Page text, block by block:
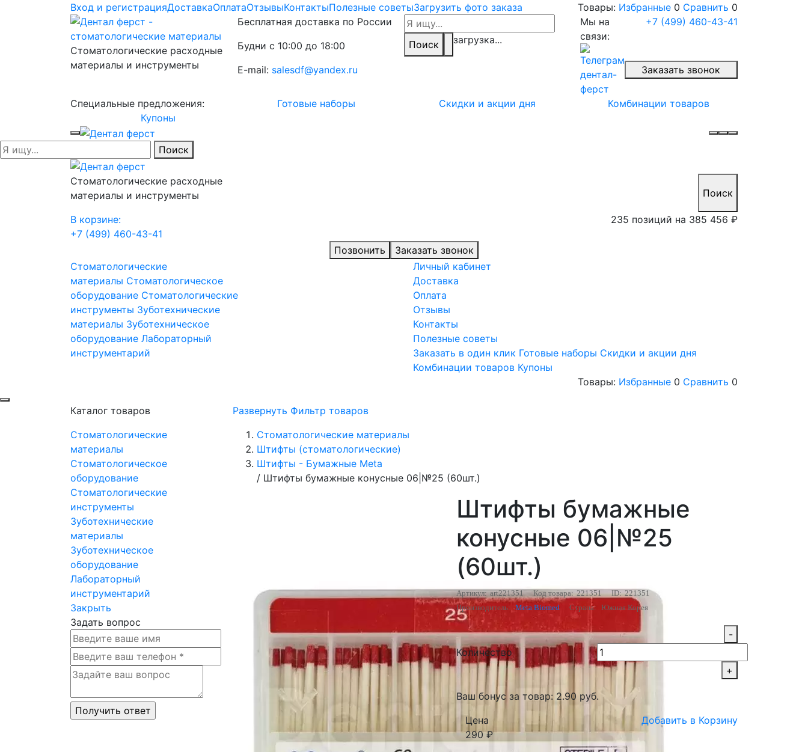
Вход и регистрацияДоставкаОплатаОтзывыКонтактыПолезные советыЗагрузить фото заказа Товары: Избранные 0 Сравнить 0
Стоматологические расходные
материалы и инструменты
Бесплатная доставка по России
Будни с 10:00 до 18:00
E-mail: salesdf@yandex.ru
Поиск загрузка...
Мы на
связи:
+7 (499) 460-43-41
Заказать звонок
Специальные предложения: Готовые наборы Скидки и акции дня
Комбинации товаров
Купоны
Поиск
Стоматологические расходные
материалы и инструменты
Поиск
В корзине: 235 позиций на 385 456 ₽
+7 (499) 460-43-41
Позвонить
Заказать звонок
Стоматологические
материалы Стоматологическое
оборудование Стоматологические
инструменты Зуботехнические
материалы Зуботехническое
оборудование Лабораторный
инструментарий
Личный кабинет
Доставка
Оплата
Отзывы
Контакты
Полезные советы
Заказать в один клик Готовые наборы Скидки и акции дня
Комбинации товаров Купоны
Товары: Избранные 0 Сравнить 0
Каталог товаров
Стоматологические
материалы
Стоматологическое
оборудование
Стоматологические
инструменты
Зуботехнические
материалы
Зуботехническое
оборудование
Лабораторный
инструментарий
Закрыть
Задать вопрос
Развернуть Фильтр товаров
Стоматологические материалы
Штифты (стоматологические)
Штифты - Бумажные Meta
/ Штифты бумажные конусные 06|№25 (60шт.)
Штифты бумажные
конусные 06|№25
(60шт.)
Артикул: art221351 Код товара: 221351 ID: 221351
Производитель: Meta Biomed Страна: Южная Корея
Количество
-
+
Ваш бонус за товар: 2.90 руб.
Цена
290 ₽
Добавить в Корзину